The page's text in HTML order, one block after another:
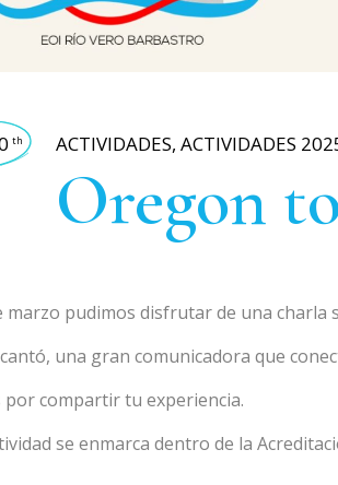
th ACTIVIDADES, ACTIVIDADES
Oregon
marzo pudimos disfrutar de una charla
una gran comunicadora que
por compartir tu experiencia.
se enmarca dentro de la